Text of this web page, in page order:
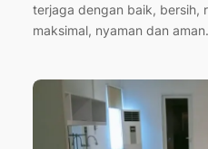
terjaga dengan baik, bersih,
maksimal, nyaman dan